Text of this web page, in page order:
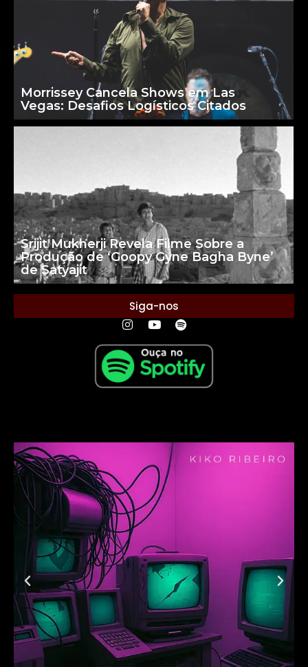
Morrissey Cancela Shows em Las
Vegas: Desafios Logísticos Citados
Srijit Mukherji Revela Filme Sobre a
Produção de ‘Goopy Gyne Bagha Byne’
de Satyajit
Siga-nos